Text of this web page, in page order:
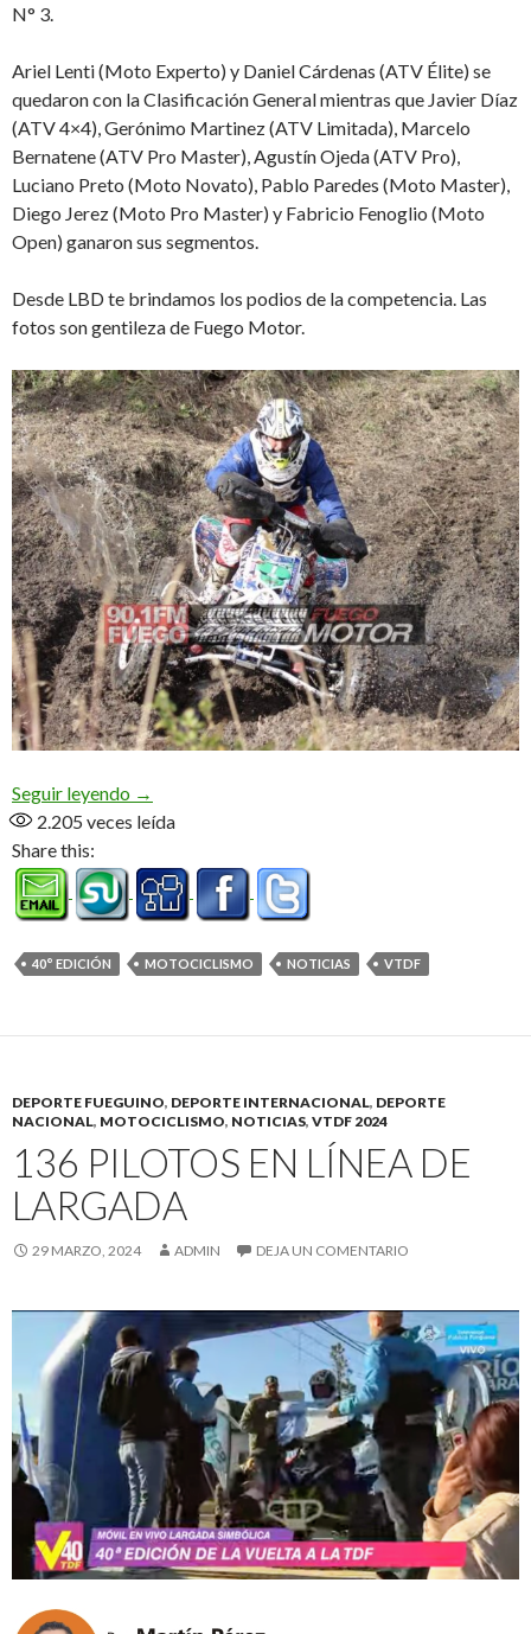
N° 3.
Ariel Lenti (Moto Experto) y Daniel Cárdenas (ATV Élite) se
quedaron con la Clasificación General mientras que Javier Díaz
(ATV 4×4), Gerónimo Martinez (ATV Limitada), Marcelo
Bernatene (ATV Pro Master), Agustín Ojeda (ATV Pro),
Luciano Preto (Moto Novato), Pablo Paredes (Moto Master),
Diego Jerez (Moto Pro Master) y Fabricio Fenoglio (Moto
Open) ganaron sus segmentos.
Desde LBD te brindamos los podios de la competencia. Las
fotos son gentileza de Fuego Motor.
Seguir leyendo Lenti y Cárdenas, los dueños de la 40° edición
→
2.205 veces leída
Share this:
40° EDICIÓN MOTOCICLISMO NOTICIAS VTDF
DEPORTE FUEGUINO, DEPORTE INTERNACIONAL, DEPORTE
NACIONAL, MOTOCICLISMO, NOTICIAS, VTDF 2024
136 PILOTOS EN LÍNEA DE
LARGADA
29 MARZO, 2024 ADMIN DEJA UN COMENTARIO